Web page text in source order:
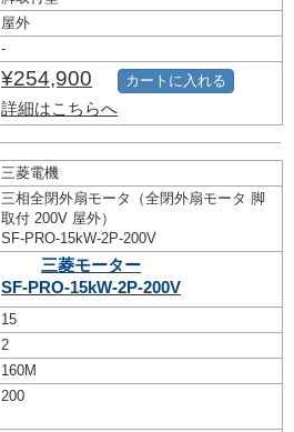
屋外
-
¥254,900
詳細はこちらへ
カートに入れる
三菱電機
三相全閉外扇モータ（全閉外扇モータ 脚
取付 200V 屋外）
SF-PRO-15kW-2P-200V
三菱モーター
SF-PRO-15kW-2P-200V
15
2
160M
200